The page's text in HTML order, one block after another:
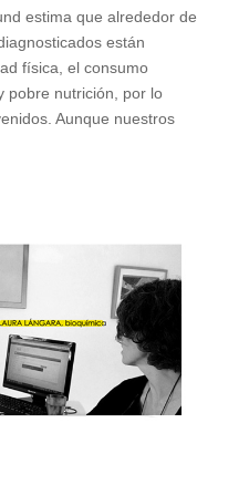
estima que alrededor de
están
física, el consumo
pobre nutrición, por lo
Aunque nuestros